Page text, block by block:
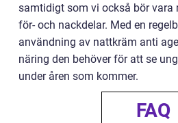
samtidigt som vi också bör vara
för- och nackdelar. Med en
användning av nattkräm anti
näring den behöver för att se
under åren som kommer.
FAQ